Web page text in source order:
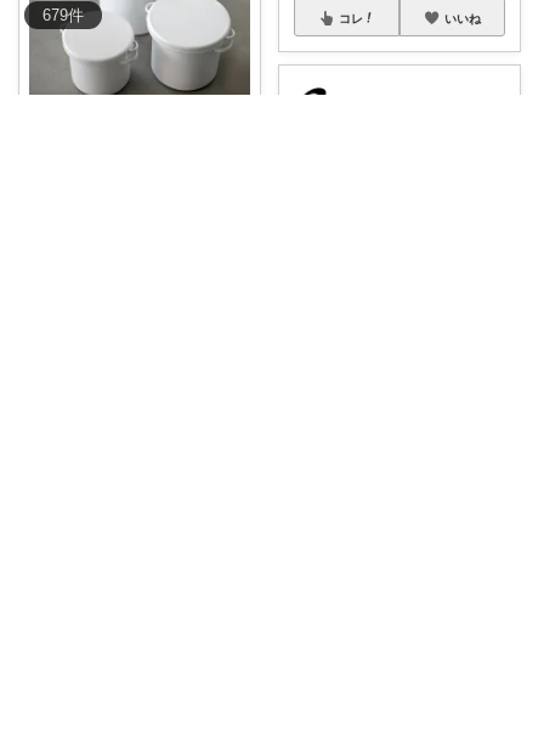
679件 コレ いいね